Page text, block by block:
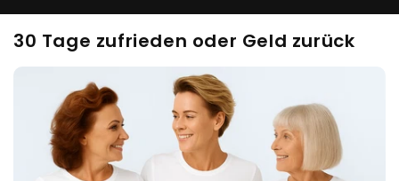
30 Tage zufrieden oder Geld zurück